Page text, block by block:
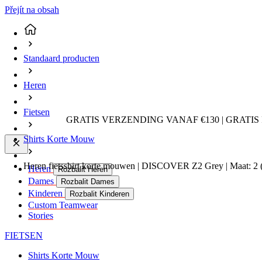
Přejít na obsah
GRATIS VERZENDING VANAF €130 |
Heren Rozbalit Heren
Dames Rozbalit Dames
Kinderen Rozbalit Kinderen
Custom Teamwear
Stories
FIETSEN
Shirts Korte Mouw
Standaard producten
Heren
Fietsen
Shirts Korte Mouw
Heren fietsshirt korte mouwen | DISCOVER Z2 Grey | Maat: 2